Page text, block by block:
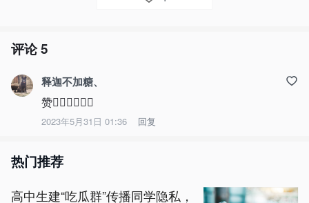
评论5
释迦不加糖、
赞👍🏻👍🏻👍🏻
2023年5月31日 01:36 回复
热门推荐
高中生建“吃瓜群”传播同学隐私，